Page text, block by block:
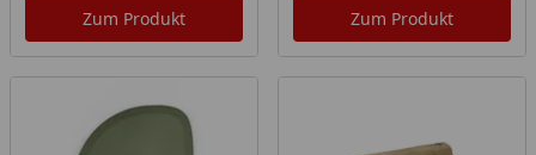
Zum Produkt Zum Produkt